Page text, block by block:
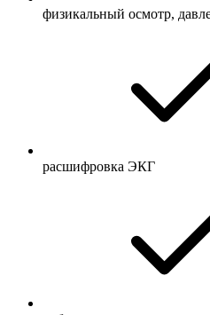
физикальный осмотр,
расшифровка ЭКГ